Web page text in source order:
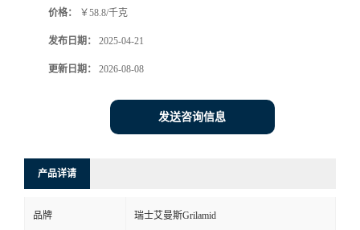
价格： ￥58.8/千克
发布日期： 2025-04-21
更新日期： 2026-08-08
发送咨询信息
产品详请
品牌 瑞士艾曼斯Grilamid